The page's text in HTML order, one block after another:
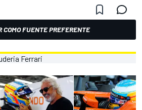
COMO FUENTE PREFERENTE